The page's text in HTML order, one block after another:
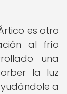
es otro
al frío
una
la luz
a